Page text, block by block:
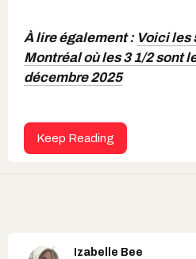
À lire également : Voici les
Montréal où les 3 1/2 sont
décembre 2025
Keep Reading
Izabelle Bee